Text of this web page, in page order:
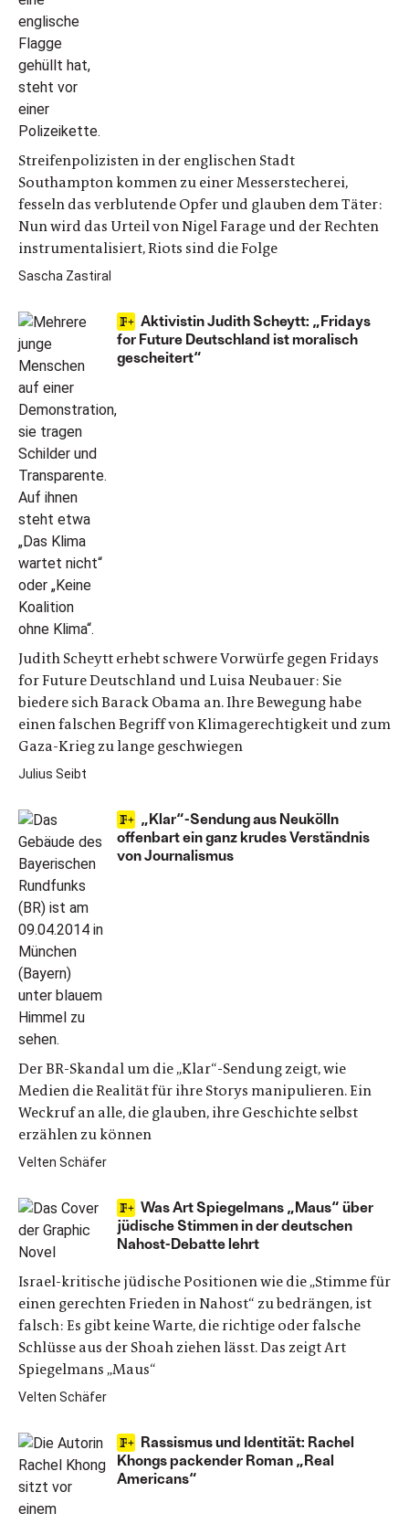
Streifenpolizisten in der englischen Stadt
Southampton kommen zu einer Messerstecherei,
fesseln das verblutende Opfer und glauben dem Täter:
Nun wird das Urteil von Nigel Farage und der Rechten
instrumentalisiert, Riots sind die Folge
Sascha Zastiral
Aktivistin Judith Scheytt: „Fridays
for Future Deutschland ist moralisch
gescheitert“
Judith Scheytt erhebt schwere Vorwürfe gegen Fridays
for Future Deutschland und Luisa Neubauer: Sie
biedere sich Barack Obama an. Ihre Bewegung habe
einen falschen Begriff von Klimagerechtigkeit und zum
Gaza-Krieg zu lange geschwiegen
Julius Seibt
„Klar“-Sendung aus Neukölln
offenbart ein ganz krudes Verständnis
von Journalismus
Der BR-Skandal um die „Klar“-Sendung zeigt, wie
Medien die Realität für ihre Storys manipulieren. Ein
Weckruf an alle, die glauben, ihre Geschichte selbst
erzählen zu können
Velten Schäfer
Was Art Spiegelmans „Maus“ über
jüdische Stimmen in der deutschen
Nahost-Debatte lehrt
Israel-kritische jüdische Positionen wie die „Stimme für
einen gerechten Frieden in Nahost“ zu bedrängen, ist
falsch: Es gibt keine Warte, die richtige oder falsche
Schlüsse aus der Shoah ziehen lässt. Das zeigt Art
Spiegelmans „Maus“
Velten Schäfer
Rassismus und Identität: Rachel
Khongs packender Roman „Real
Americans“